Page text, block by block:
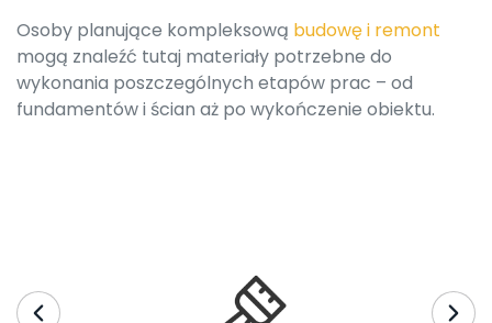
Osoby planujące kompleksową budowę i remont
mogą znaleźć tutaj materiały potrzebne do
wykonania poszczególnych etapów prac – od
fundamentów i ścian aż po wykończenie obiektu.